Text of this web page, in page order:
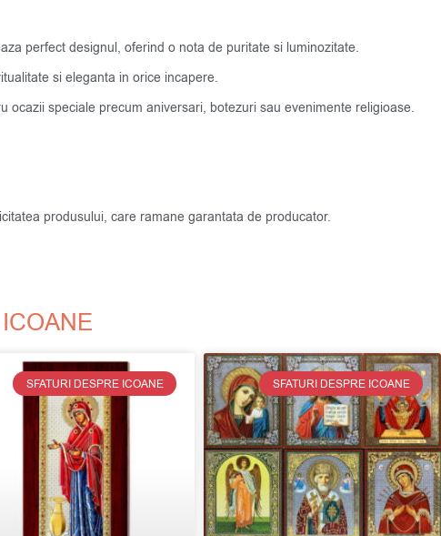
perfect designul, oferind o nota de puritate si luminozitate.
si eleganta in orice incapere.
speciale precum aniversari, botezuri sau evenimente religioase.
produsului, care ramane garantata de producator.
SFATURI DESPRE ICOANE SFATURI DESPRE ICOANE